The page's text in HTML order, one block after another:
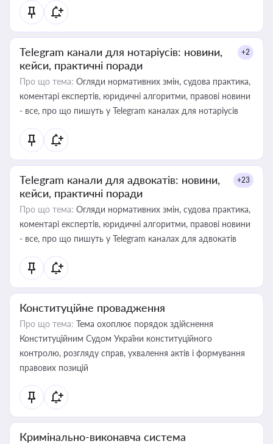
Telegram канали для нотаріусів: новини,
кейси, практичні поради
+2
Про що тема: Огляди нормативних змін, судова практика,
коментарі експертів, юридичні алгоритми, правові новини
- все, про що пишуть у Telegram каналах для нотаріусів
Telegram канали для адвокатів: новини,
кейси, практичні поради
+23
Про що тема: Огляди нормативних змін, судова практика,
коментарі експертів, юридичні алгоритми, правові новини
- все, про що пишуть у Telegram каналах для адвокатів
Конституційне провадження
Про що тема: Тема охоплює порядок здійснення
Конституційним Судом України конституційного
контролю, розгляду справ, ухвалення актів і формування
правових позицій
Кримінально-виконавча система